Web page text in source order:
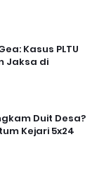
Kasus PLTU
Jaksa di
Duit Desa?
Kejari 5x24